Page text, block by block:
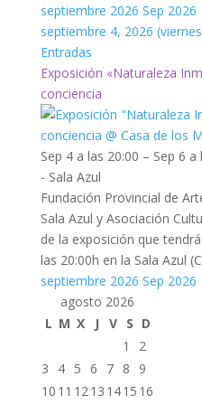
septiembre 2026 Sep 2026
septiembre 4, 2026
Entradas
Exposición «Naturaleza
conciencia
Sep 4 a las 20:00 – Sep 6 a
- Sala Azul
Fundación Provincial de
Sala Azul y Asociación
de la exposición que
las 20:00h en la Sala Azul
septiembre 2026 Sep 2026
agosto 2026
L M X J V S D
1
2
3
4 5 6 7 8
9
10 11 1213 1415 16